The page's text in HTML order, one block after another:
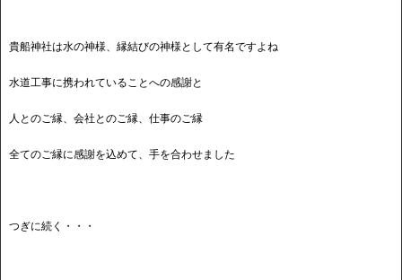
貴船神社は水の神様、縁結びの神様として有名ですよね
水道工事に携われていることへの感謝と
人とのご縁、会社とのご縁、仕事のご縁
全てのご縁に感謝を込めて、手を合わせました
つぎに続く・・・